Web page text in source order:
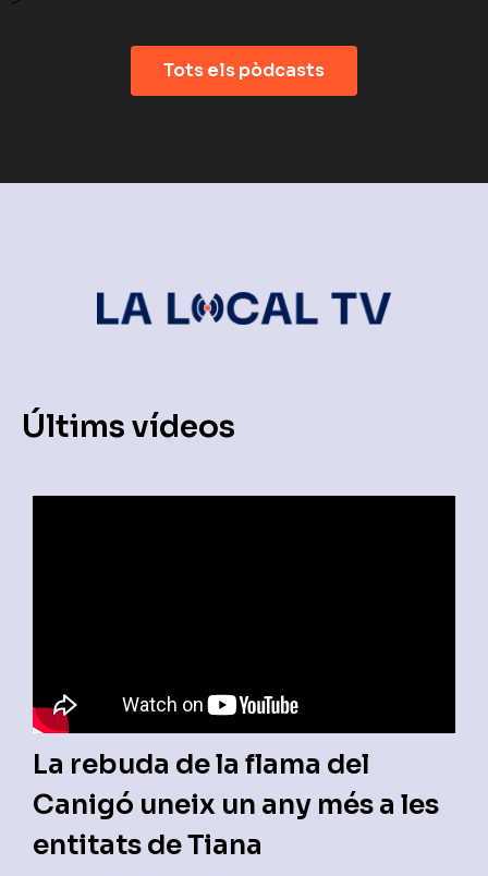
Tots els pòdcasts
Últims vídeos
La rebuda de la flama del
Canigó uneix un any més a les
entitats de Tiana